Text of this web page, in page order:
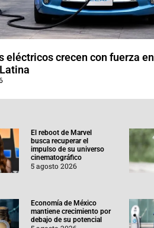
eléctricos crecen con fuerza en
El reboot de Marvel
busca recuperar el
impulso de su universo
cinematográfico
5 agosto 2026
Economía de México
mantiene crecimiento por
debajo de su potencial